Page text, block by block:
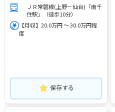
ＪＲ常磐線(上野－仙台)「南千
住駅」（徒歩10分）
【月収】20.0万円 ～ 30.0万円程
度
保存する